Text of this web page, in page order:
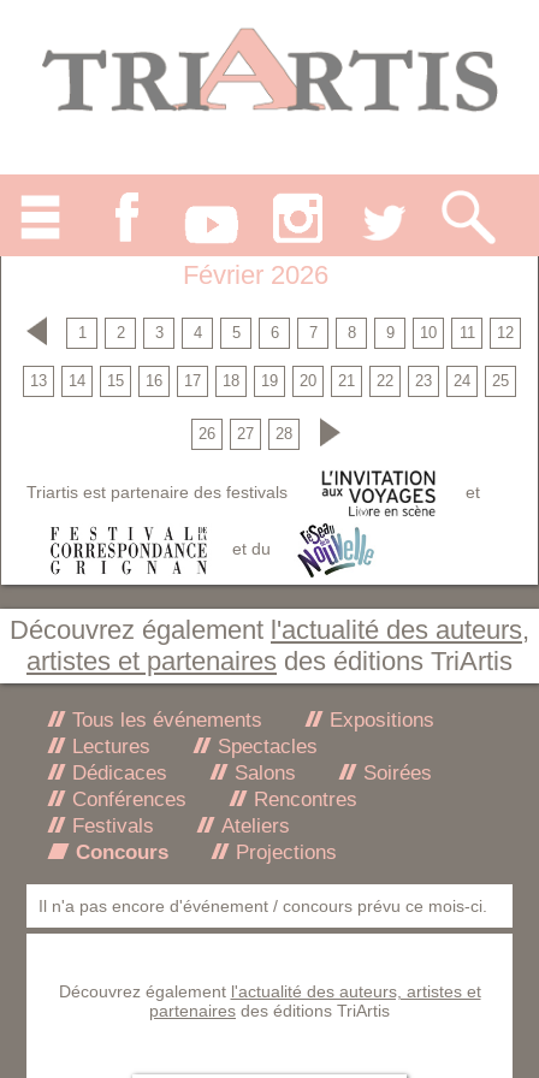
Février 2026
1 2 3 4 5 6 7 8 9 10 11 12
13 14 15 16 17 18 19 20 21 22 23 24 25
26 27 28
Triartis est partenaire des festivals et
et du
Découvrez également l'actualité des auteurs,
artistes et partenaires des éditions TriArtis
Tous les événements
Expositions
Lectures
Spectacles
Dédicaces
Salons
Soirées
Conférences
Rencontres
Festivals
Ateliers
Concours
Projections
Il n'a pas encore d'événement / concours prévu ce mois-ci.
Découvrez également l'actualité des auteurs, artistes et
partenaires des éditions TriArtis